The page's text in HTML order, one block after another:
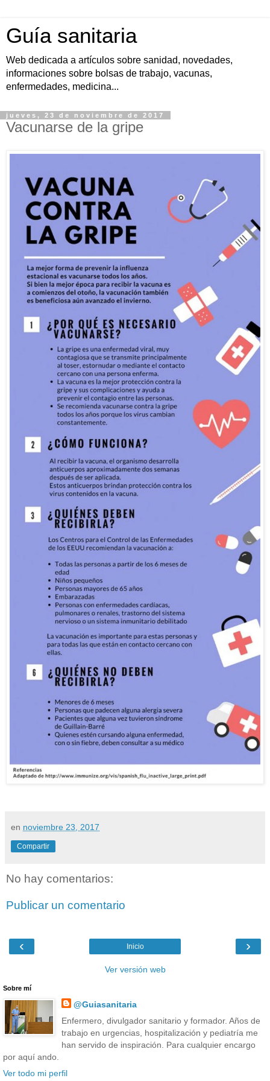
Guía sanitaria
Web dedicada a artículos sobre sanidad, novedades,
informaciones sobre bolsas de trabajo, vacunas,
enfermedades, medicina...
jueves, 23 de noviembre de 2017
Vacunarse de la gripe
en noviembre 23, 2017
Compartir
No hay comentarios:
Publicar un comentario
‹ ›
Inicio
Ver versión web
Sobre mí
@Guiasanitaria
Enfermero, divulgador sanitario y formador. Años de
trabajo en urgencias, hospitalización y pediatría me
han servido de inspiración. Para cualquier encargo
por aquí ando.
Ver todo mi perfil